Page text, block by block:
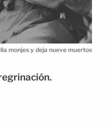
monjes y deja nueve muertos